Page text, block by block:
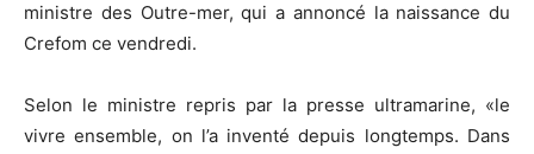
ministre des Outre-mer, qui a annoncé la naissance du
Crefom ce vendredi.
Selon le ministre repris par la presse ultramarine, «le
vivre ensemble, on l’a inventé depuis longtemps. Dans